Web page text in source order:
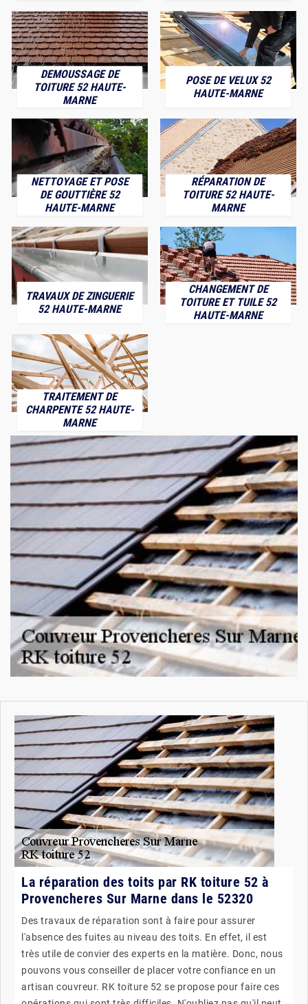
DEMOUSSAGE DE
TOITURE 52 HAUTE-
MARNE
POSE DE VELUX 52
HAUTE-MARNE
NETTOYAGE ET POSE
DE GOUTTIÈRE 52
HAUTE-MARNE
RÉPARATION DE
TOITURE 52 HAUTE-
MARNE
TRAVAUX DE ZINGUERIE
52 HAUTE-MARNE
CHANGEMENT DE
TOITURE ET TUILE 52
HAUTE-MARNE
TRAITEMENT DE
CHARPENTE 52 HAUTE-
MARNE
La réparation des toits par RK toiture 52 à
Provencheres Sur Marne dans le 52320
Des travaux de réparation sont à faire pour assurer
l'absence des fuites au niveau des toits. En effet, il est
très utile de convier des experts en la matière. Donc, nous
pouvons vous conseiller de placer votre confiance en un
artisan couvreur. RK toiture 52 se propose pour faire ces